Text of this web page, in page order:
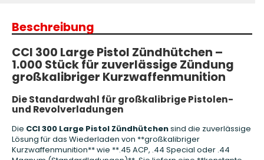
Beschreibung
CCI 300 Large Pistol Zündhütchen –
1.000 Stück für zuverlässige Zündung
großkalibriger Kurzwaffenmunition
Die Standardwahl für großkalibrige Pistolen-
und Revolverladungen
Die CCI 300 Large Pistol Zündhütchensind die zuverlässige
Lösung für das Wiederladen von **großkalibriger
Kurzwaffenmunition** wie **.45 ACP, .44 Special oder .44